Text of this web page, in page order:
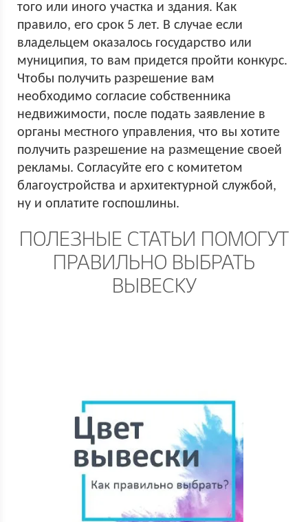
того или иного участка и здания. Как
правило, его срок 5 лет. В случае если
владельцем оказалось государство или
муниципия, то вам придется пройти конкурс.
Чтобы получить разрешение вам
необходимо согласие собственника
недвижимости, после подать заявление в
органы местного управления, что вы хотите
получить разрешение на размещение своей
рекламы. Согласуйте его с комитетом
благоустройства и архитектурной службой,
ну и оплатите госпошлины.
ПОЛЕЗНЫЕ СТАТЬИ ПОМОГУТ
ПРАВИЛЬНО ВЫБРАТЬ
ВЫВЕСКУ